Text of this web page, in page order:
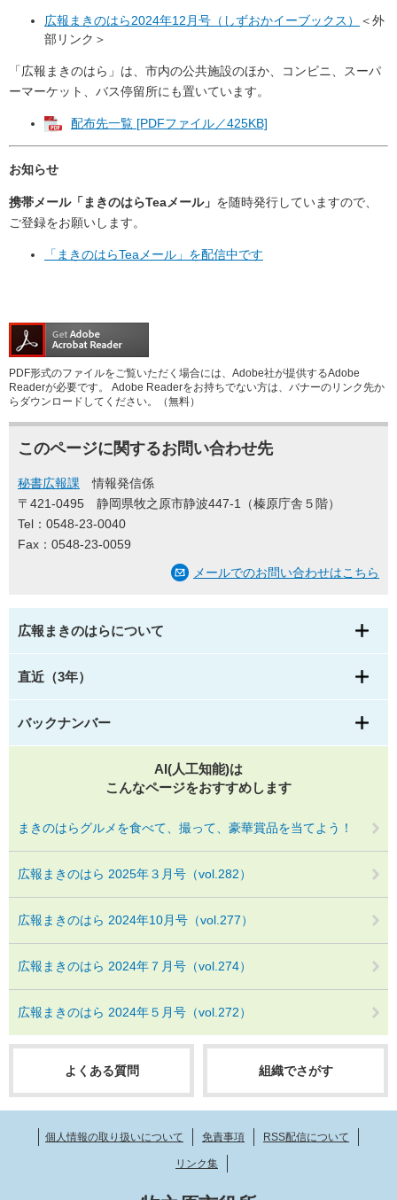
広報まきのはら2024年12月号（しずおかイーブックス）
＜外
部リンク＞
「広報まきのはら」は、市内の公共施設のほか、コンビニ、スーパ
ーマーケット、バス停留所にも置いています。
配布先一覧 [PDFファイル／425KB]
お知らせ
携帯メール「まきのはらTeaメール」 を随時発行していますので、
ご登録をお願いします。
「まきのはらTeaメール」を配信中です
PDF形式のファイルをご覧いただく場合には、Adobe社が提供するAdobe
Readerが必要です。
Adobe Readerをお持ちでない方は、バナーのリンク先か
らダウンロードしてください。（無料）
このページに関するお問い合わせ先
秘書広報課
情報発信係
〒421-0495
静岡県牧之原市静波447-1（榛原庁舎５階）
Tel：0548-23-0040
Fax：0548-23-0059
メールでのお問い合わせはこちら
広報まきのはらについて
直近（3年）
バックナンバー
AI(人工知能)は
こんなページをおすすめします
まきのはらグルメを食べて、撮って、豪華賞品を当てよう！
広報まきのはら 2025年３月号（vol.282）
広報まきのはら 2024年10月号（vol.277）
広報まきのはら 2024年７月号（vol.274）
広報まきのはら 2024年５月号（vol.272）
よくある質問 組織でさがす
個人情報の取り扱いについて 免責事項 RSS配信について
リンク集